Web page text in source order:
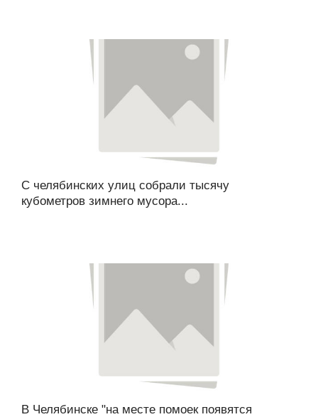
С челябинских улиц собрали тысячу
кубометров зимнего мусора...
В Челябинске "на месте помоек появятся